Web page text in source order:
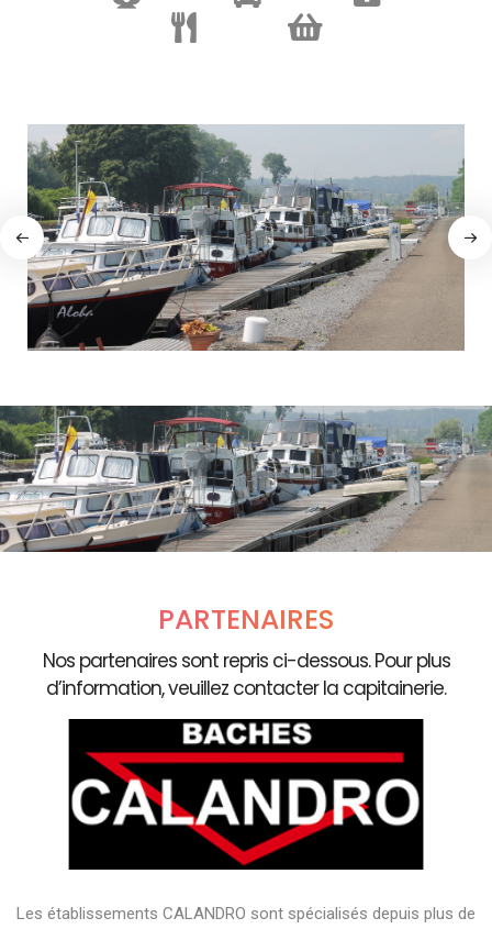
PARTENAIRES
Nos partenaires sont repris ci-dessous. Pour plus
d’information, veuillez contacter la capitainerie.
Les établissements CALANDRO sont spécialisés depuis plus de